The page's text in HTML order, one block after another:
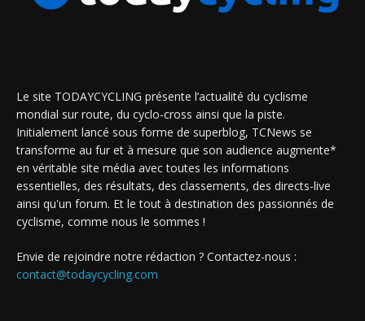
Le site TODAYCYCLING présente l’actualité du cyclisme
mondial sur route, du cyclo-cross ainsi que la piste.
Initialement lancé sous forme de superblog, TCNews se
transforme au fur et à mesure que son audience augmente*
en véritable site média avec toutes les informations
essentielles, des résultats, des classements, des directs-live
ainsi qu'un forum. Et le tout à destination des passionnés de
cyclisme, comme nous le sommes !
Envie de rejoindre notre rédaction ? Contactez-nous :
contact@todaycycling.com